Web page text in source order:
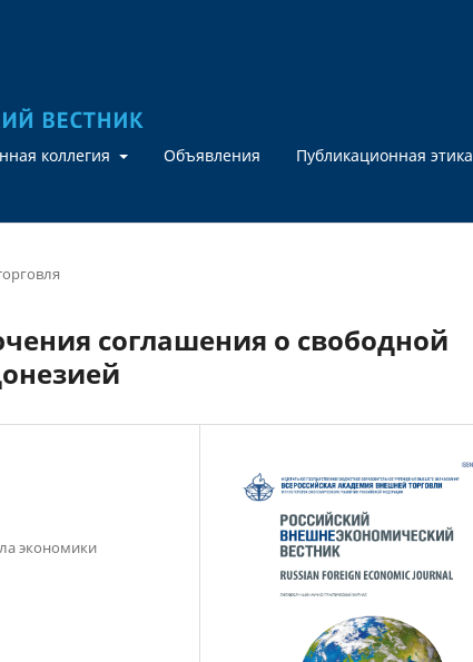
коллегия Объявления Публикационная этика
соглашения о свободной
экономики